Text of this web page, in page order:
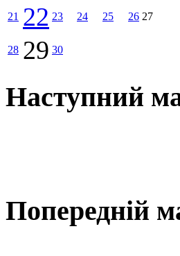
21 22 23 24 25 26 27
28 29 30
Наступний
Попередній